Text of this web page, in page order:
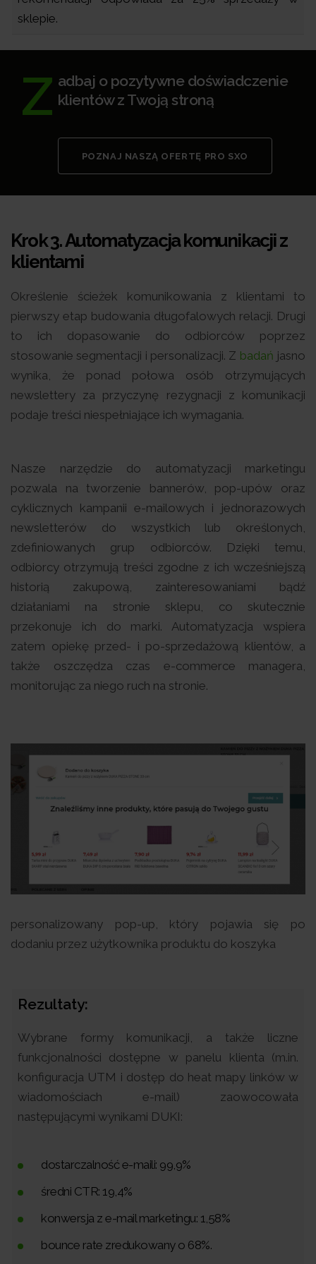
sklepie.
Z adbaj o pozytywne doświadczenie
klientów z Twoją stroną
POZNAJ NASZĄ OFERTĘ PRO SXO
Krok 3.Automatyzacja komunikacji z
klientami
Określenie ścieżek komunikowania z klientami to
pierwszy etap budowania długofalowych relacji. Drugi
to ich dopasowanie do odbiorców poprzez
stosowanie segmentacji i personalizacji. Z badań jasno
wynika, że ponad połowa osób otrzymujących
newslettery za przyczynę rezygnacji z komunikacji
podaje treści niespełniające ich wymagania.
Nasze narzędzie do automatyzacji marketingu
pozwala na tworzenie bannerów, pop-upów oraz
cyklicznych kampanii e-mailowych i jednorazowych
newsletterów do wszystkich lub określonych,
zdefiniowanych grup odbiorców. Dzięki temu,
odbiorcy otrzymują treści zgodne z ich wcześniejszą
historią zakupową, zainteresowaniami bądź
działaniami na stronie sklepu, co skutecznie
przekonuje ich do marki. Automatyzacja wspiera
zatem opiekę przed- i po-sprzedażową klientów, a
także oszczędza czas e-commerce managera,
monitorując za niego ruch na stronie.
personalizowany pop-up, który pojawia się po
dodaniu przez użytkownika produktu do koszyka
Rezultaty:
Wybrane formy komunikacji, a także liczne
funkcjonalności dostępne w panelu klienta (m.in.
konfiguracja UTM i dostęp do heat mapy linków w
wiadomościach e-mail) zaowocowała
następującymi wynikami DUKI:
dostarczalność e-maili: 99,9%
średni CTR: 19,4%
konwersja z e-mail marketingu: 1,58%
bounce rate zredukowany o 68%.